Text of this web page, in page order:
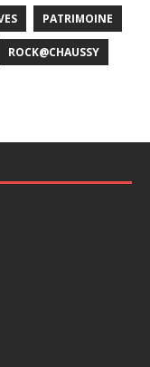
PATRIMOINE
ROCK@CHAUSSY